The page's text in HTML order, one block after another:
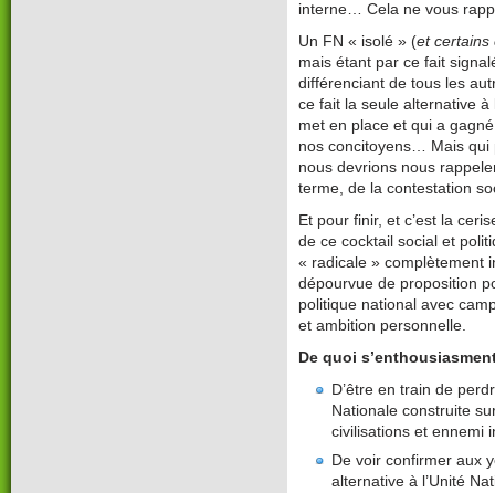
interne… Cela ne vous
Un FN « isolé » (et certains
mais étant par ce fait
différenciant de tous les
ce fait la seule alternative
met en place et qui a
nos concitoyens… Mais qui
nous devrions nous
terme, de la contestation
Et pour finir, et c’est la
de ce cocktail social et
« radicale » complètement
dépourvue de proposition
politique national avec
et ambition personnelle.
De quoi
D’être en train de
Nationale construite
civilisations et ennemi
De voir confirmer aux
alternative à l’Unité